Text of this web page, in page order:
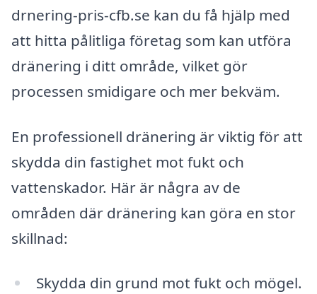
drnering-pris-cfb.se kan du få hjälp med
att hitta pålitliga företag som kan utföra
dränering i ditt område, vilket gör
processen smidigare och mer bekväm.
En professionell dränering är viktig för att
skydda din fastighet mot fukt och
vattenskador. Här är några av de
områden där dränering kan göra en stor
skillnad:
Skydda din grund mot fukt och mögel.